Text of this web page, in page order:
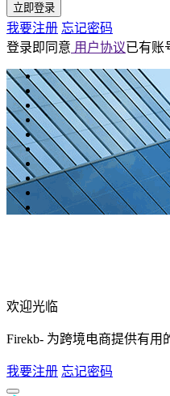
立即登录
我要注册 忘记密码
登录即同意 用户协议已有账
欢迎光临
Firekb- 为跨境电商提供有用
我要注册 忘记密码